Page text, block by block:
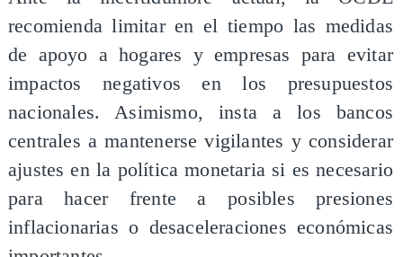
recomienda limitar en el tiempo las medidas
de apoyo a hogares y empresas para evitar
impactos negativos en los presupuestos
nacionales. Asimismo, insta a los bancos
centrales a mantenerse vigilantes y considerar
ajustes en la política monetaria si es necesario
para hacer frente a posibles presiones
inflacionarias o desaceleraciones económicas